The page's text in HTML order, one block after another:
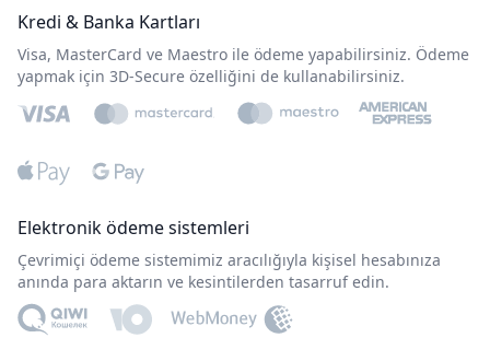
Kredi & Banka Kartları
Visa, MasterCard ve Maestro ile ödeme yapabilirsiniz. Ödeme
yapmak için 3D-Secure özelliğini de kullanabilirsiniz.
Elektronik ödeme sistemleri
Çevrimiçi ödeme sistemimiz aracılığıyla kişisel hesabınıza
anında para aktarın ve kesintilerden tasarruf edin.